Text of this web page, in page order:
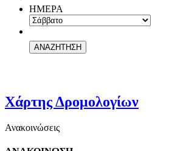
ΗΜΕΡΑ
Χάρτης Δρομολογίων
Ανακοινώσεις